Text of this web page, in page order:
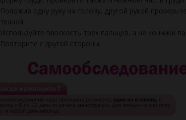
Положив одну руку на голову, другой рукой
тканей.
Используйте плоскость трех пальцев, а не кончики
Повторите с другой стороны.